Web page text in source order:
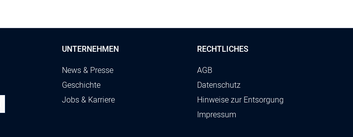
UNTERNEHMEN
News & Presse
Geschichte
Jobs & Karriere
RECHTLICHES
AGB
Datenschutz
Hinweise zur Entsorgung
Impressum